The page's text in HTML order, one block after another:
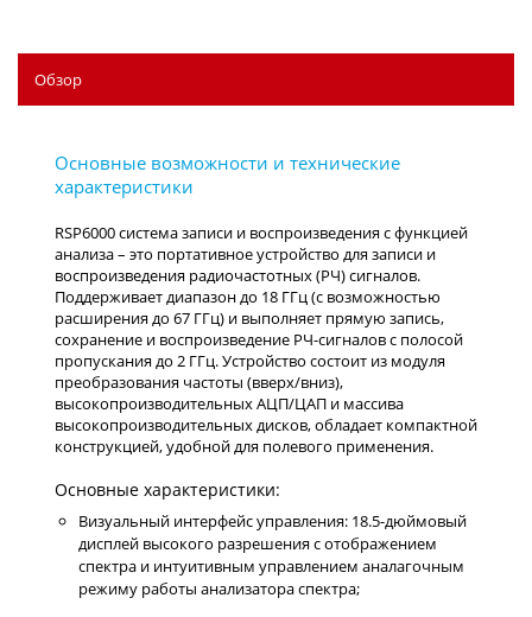
Обзор
RSP6000 система записи и воспроизведения с функцией
анализа – это портативное устройство для записи и
воспроизведения радиочастотных (РЧ) сигналов.
Поддерживает диапазон до 18 ГГц (с возможностью
расширения до 67 ГГц) и выполняет прямую запись,
сохранение и воспроизведение РЧ-сигналов с полосой
пропускания до 2 ГГц. Устройство состоит из модуля
преобразования частоты (вверх/вниз),
высокопроизводительных АЦП/ЦАП и массива
высокопроизводительных дисков, обладает компактной
конструкцией, удобной для полевого применения.
Основные характеристики:
Визуальный интерфейс управления: 18.5-дюймовый
дисплей высокого разрешения с отображением
спектра и интуитивным управлением аналагочным
режиму работы анализатора спектра;